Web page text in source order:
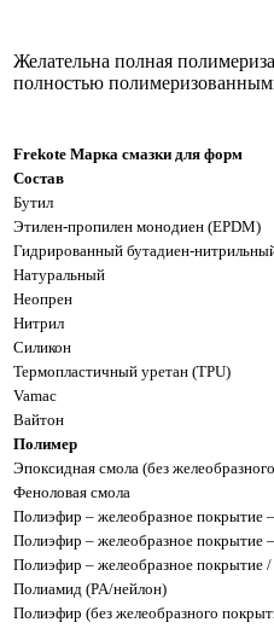
Желательна полная
полностью
Frekote Марка смазки для форм
Состав
Бутил
Этилен-пропилен монодиен (EPDM)
Гидрированный бутадиен-
Натуральный
Неопрен
Нитрил
Силикон
Термопластичный уретан (TPU)
Vamac
Вайтон
Полимер
Эпоксидная смола (без
Феноловая смола
Полиэфир – желеобразное покрытие –
Полиэфир – желеобразное покрытие
Полиэфир – желеобразное покрытие
Полиамид (PA/нейлон)
Полиэфир (без желеобразного